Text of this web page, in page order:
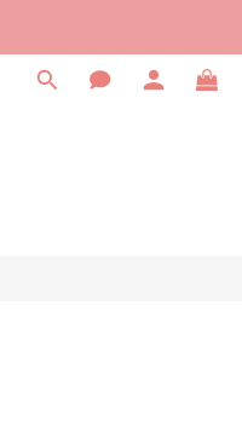
立即購買